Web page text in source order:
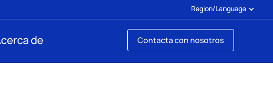
Region/Language
de Contacta con nosotros